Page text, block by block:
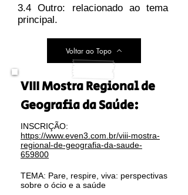
3.4 Outro: relacionado ao tema
principal.
Voltar ao Topo
VIII Mostra Regional de
Geografia da Saúde:
INSCRIÇÃO:
https://www.even3.com.br/viii-mostra-
regional-de-geografia-da-saude-
659800
TEMA: Pare, respire, viva: perspectivas
sobre o ócio e a saúde